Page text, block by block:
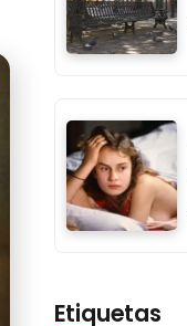
Etiquetas